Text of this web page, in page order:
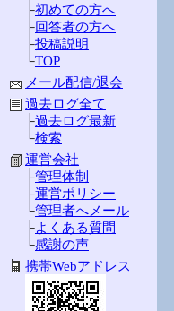
├初めての方へ
├回答者の方へ
├投稿説明
└TOP
メール配信/退会
過去ログ全て
├過去ログ最新
└検索
運営会社
├管理体制
├運営ポリシー
└管理者へメール
├よくある質問
└感謝の声
携帯Webアドレス